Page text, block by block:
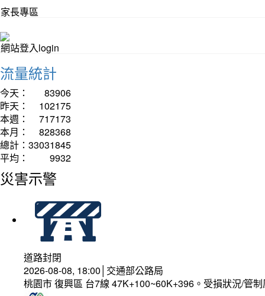
家長專區
網站登入login
流量統計
今天：
83906
昨天：
102175
本週：
717173
本月：
828368
總計： 33031845
平均：
9932
災害示警
道路封閉
2026-08-08, 18:00│交通部公路局
桃園市 復興區 台7線 47K+100~60K+396。受損狀況/管